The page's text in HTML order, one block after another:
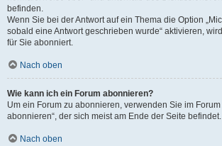
befinden.
Wenn Sie bei der Antwort auf ein Thema die Option
sobald eine Antwort geschrieben wurde“ aktivieren,
für Sie abonniert.
Nach oben
Wie kann ich ein Forum abonnieren?
Um ein Forum zu abonnieren, verwenden Sie im
abonnieren“, der sich meist am Ende der Seite befindet.
Nach oben